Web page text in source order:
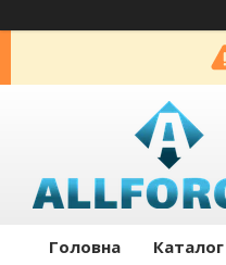
Головна